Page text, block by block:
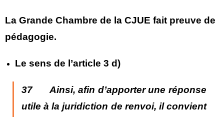
La Grande Chambre de la CJUE fait preuve de
pédagogie.
Le sens de l’article 3 d)
37 Ainsi, afin d’apporter une réponse
utile à la juridiction de renvoi, il convient